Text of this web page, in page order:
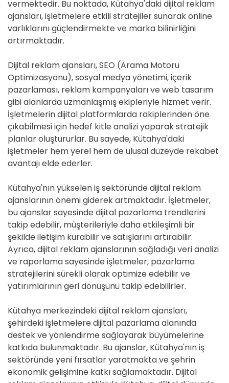
vermektedir. Bu noktada, Kütahya'daki dijital reklam
ajansları, işletmelere etkili stratejiler sunarak online
varlıklarını güçlendirmekte ve marka bilinirliğini
artırmaktadır.
Dijital reklam ajansları, SEO (Arama Motoru
Optimizasyonu), sosyal medya yönetimi, içerik
pazarlaması, reklam kampanyaları ve web tasarım
gibi alanlarda uzmanlaşmış ekipleriyle hizmet verir.
İşletmelerin dijital platformlarda rakiplerinden öne
çıkabilmesi için hedef kitle analizi yaparak stratejik
planlar oluştururlar. Bu sayede, Kütahya'daki
işletmeler hem yerel hem de ulusal düzeyde rekabet
avantajı elde ederler.
Kütahya'nın yükselen iş sektöründe dijital reklam
ajanslarının önemi giderek artmaktadır. İşletmeler,
bu ajanslar sayesinde dijital pazarlama trendlerini
takip edebilir, müşterileriyle daha etkileşimli bir
şekilde iletişim kurabilir ve satışlarını artırabilir.
Ayrıca, dijital reklam ajanslarının sağladığı veri analizi
ve raporlama sayesinde işletmeler, pazarlama
stratejilerini sürekli olarak optimize edebilir ve
yatırımlarının geri dönüşünü takip edebilirler.
Kütahya merkezindeki dijital reklam ajansları,
şehirdeki işletmelere dijital pazarlama alanında
destek ve yönlendirme sağlayarak büyümelerine
katkıda bulunmaktadır. Bu ajanslar, Kütahya'nın iş
sektöründe yeni fırsatlar yaratmakta ve şehrin
ekonomik gelişimine katkı sağlamaktadır. Dijital